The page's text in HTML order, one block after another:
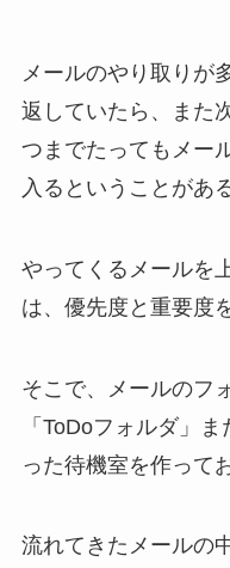
メールのやり取りが
返していたら、また
つまでたってもメー
入るということがあ
やってくるメールを
は、優先度と重要度
そこで、メールのフ
「ToDoフォルダ」
った待機室を作って
流れてきたメールの